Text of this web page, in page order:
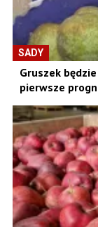
SADY
Gruszek
pierwsze